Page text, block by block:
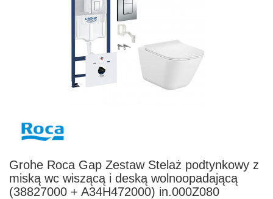
Grohe Roca Gap Zestaw Stelaż podtynkowy z
miską wc wiszącą i deską wolnoopadającą
(38827000 + A34H472000) in.000Z080